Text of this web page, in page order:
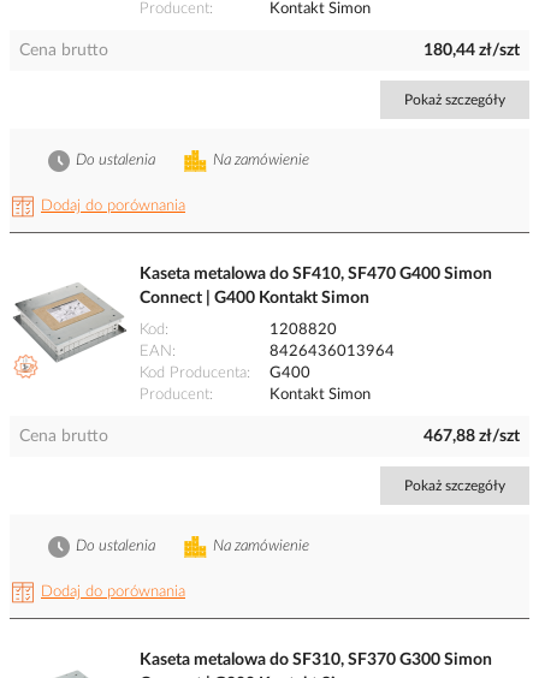
Producent
Kontakt Simon
Cena brutto 180,44 zł/szt
Pokaż szczegóły
Dodaj do porównania
Na zamówienie
Do ustalenia
Kaseta metalowa do SF410, SF470 G400 Simon
Connect | G400 Kontakt Simon
Kod
1208820
EAN
8426436013964
Kod Producenta
G400
Producent
Kontakt Simon
Cena brutto 467,88 zł/szt
Pokaż szczegóły
Dodaj do porównania
Na zamówienie
Do ustalenia
Kaseta metalowa do SF310, SF370 G300 Simon